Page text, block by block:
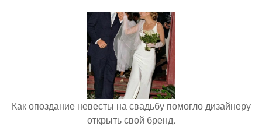
Как опоздание невесты на свадьбу помогло дизайнеру
открыть свой бренд.